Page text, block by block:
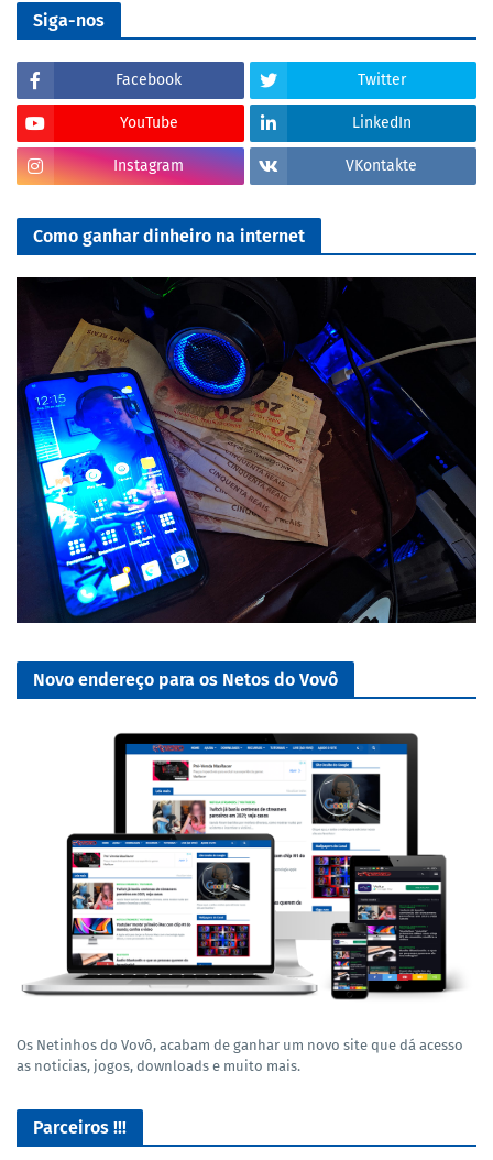
Siga-nos
Facebook Twitter
YouTube LinkedIn
Instagram VKontakte
Como ganhar dinheiro na internet
Novo endereço para os Netos do Vovô
Os Netinhos do Vovô, acabam de ganhar um novo site que dá acesso
as noticias, jogos, downloads e muito mais.
Parceiros !!!
Lives de Gameplay no Facebook Gaming e muito mais